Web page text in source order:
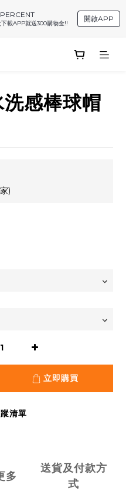
下載APP就送300購物金!!
開啟APP
感棒球帽
)
立即購買
清單
多
送貨及付款方
式